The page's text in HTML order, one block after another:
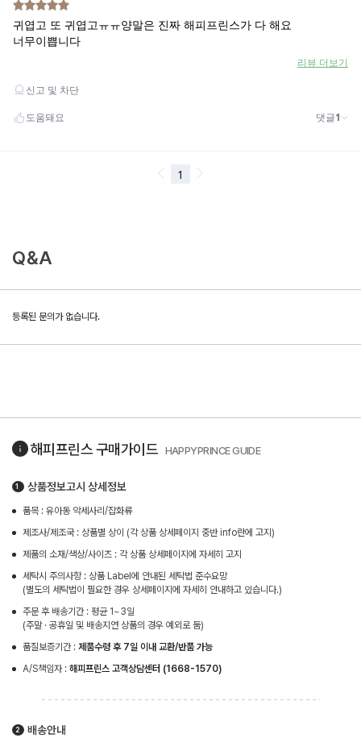
Q&A
등록된 문의가 없습니다.
해피프린스구매가이드 HAPPYPRINCE GUIDE
상품정보고시 상세정보
품목 : 유아동 악세사리/잡화류
제조사/제조국 : 상품별 상이 (각 상품 상세페이지 중반 info란에 고지)
제품의 소재/색상/사이즈 : 각 상품 상세페이지에 자세히 고지
세탁시 주의사항 : 상품 Label에 안내된 세탁법 준수요망
(별도의 세탁법이 필요한 경우 상세페이지에 자세히 안내하고 있습니다.)
주문 후 배송기간 : 평균 1~3일
(주말 · 공휴일 및 배송지연 상품의 경우 예외로 둠)
품질보증기간 : 제품수령 후 7일 이내 교환/반품 가능
A/S책임자 : 해피프린스 고객상담센터 (1668-1570)
배송안내